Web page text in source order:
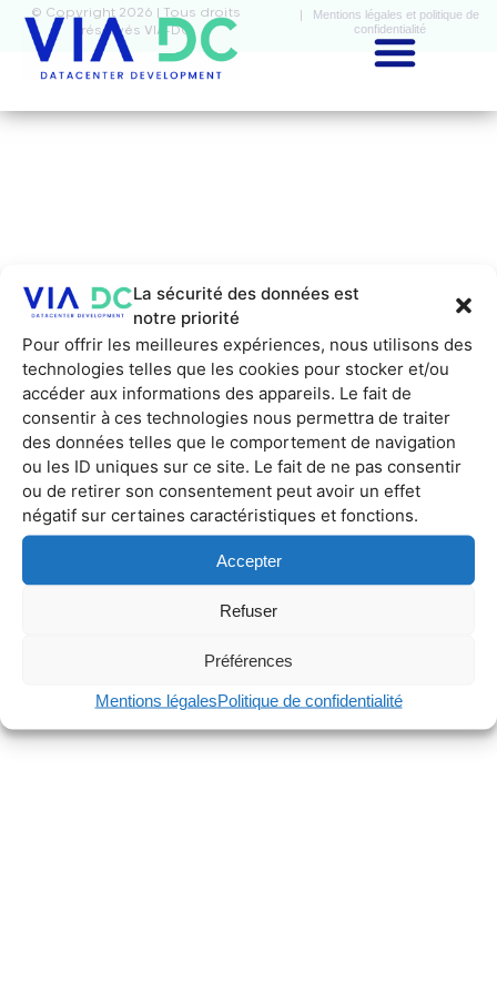
La sécurité des données est
notre priorité
Pour offrir les meilleures expériences, nous utilisons des
technologies telles que les cookies pour stocker et/ou
accéder aux informations des appareils. Le fait de
consentir à ces technologies nous permettra de traiter
des données telles que le comportement de navigation
ou les ID uniques sur ce site. Le fait de ne pas consentir
ou de retirer son consentement peut avoir un effet
négatif sur certaines caractéristiques et fonctions.
Accepter
Refuser
Préférences
Mentions légalesPolitique de confidentialité
© Copyright 2026 | Tous droits
réservés VIA-DC
| Mentions légales et politique de
confidentialité